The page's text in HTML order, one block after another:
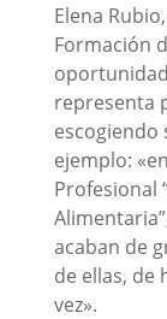
Elena
Formación
representa
escogiendo
ejemplo:
Profesional
acaban de
de ellas, de
vez».